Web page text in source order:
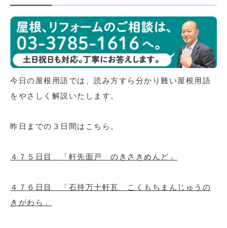
今日の屋根用語では、読み方すら分かり難い屋根用語
をやさしく解説いたします。
昨日までの３日間はこちら。
４７５日目 「軒先面戸 のきさきめんど」
４７６日目 「石持万十軒瓦 こくもちまんじゅうの
きがわら」